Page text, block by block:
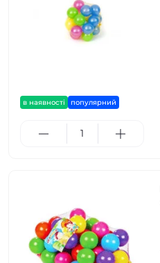
в наявності популярний